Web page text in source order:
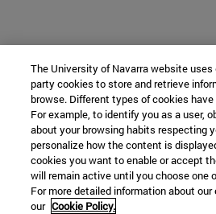
The University of Navarra website uses
party cookies to store and retrieve
browse. Different types of cookies
For example, to identify you as a user,
about your browsing habits respecting
personalize how the content is
cookies you want to enable or accept
will remain active until you choose one
For more detailed information about
our Cookie Policy.